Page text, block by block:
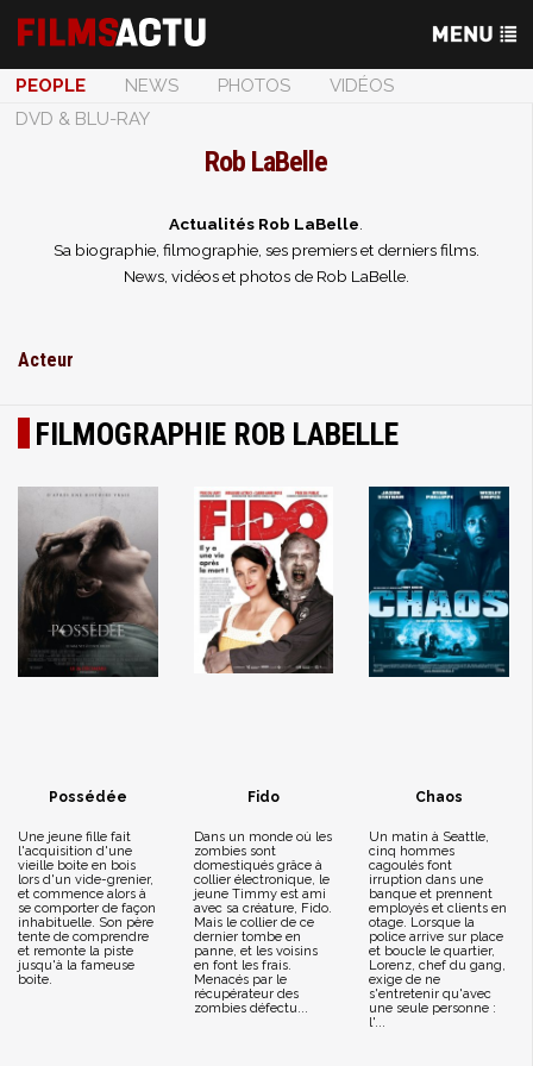
PEOPLE NEWS PHOTOS
VIDÉOS
DVD & BLU-RAY
Rob LaBelle
Actualités Rob LaBelle
Sa biographie, filmographie, ses premiers et derniers films.
News, vidéos et photos de Rob LaBelle.
Acteur
FILMOGRAPHIE ROB LABELLE
Possédée
Une jeune fille fait
l'acquisition d'une
vieille boite en bois
lors d'un vide-grenier,
et commence alors à
se comporter de façon
inhabituelle. Son père
tente de comprendre
et remonte la piste
jusqu'à la fameuse
boite.
Fido
Dans un monde où les
zombies sont
domestiqués grâce à
collier électronique, le
jeune Timmy est ami
avec sa créature, Fido.
Mais le collier de ce
dernier tombe en
panne, et les voisins
en font les frais.
Menacés par le
récupérateur des
zombies défectu...
Chaos
Un matin à Seattle,
cinq hommes
cagoulés font
irruption dans une
banque et prennent
employés et clients en
otage. Lorsque la
police arrive sur place
et boucle le quartier,
Lorenz, chef du gang,
exige de ne
s'entretenir qu'avec
une seule personne :
l'...